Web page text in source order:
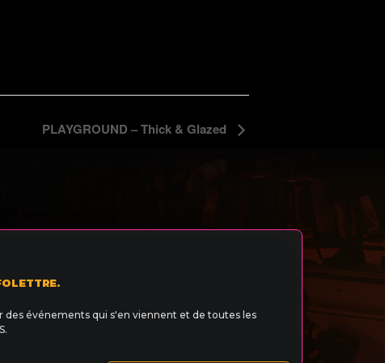
PLAYGROUND – Thick & Glazed
événements qui s'en viennent et de toutes les